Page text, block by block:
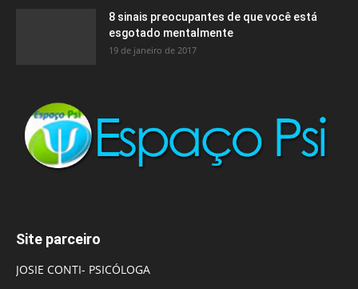
8 sinais preocupantes de que você está
esgotado mentalmente
19 de janeiro de 2017
Site parceiro
JOSIE CONTI- PSICÓLOGA